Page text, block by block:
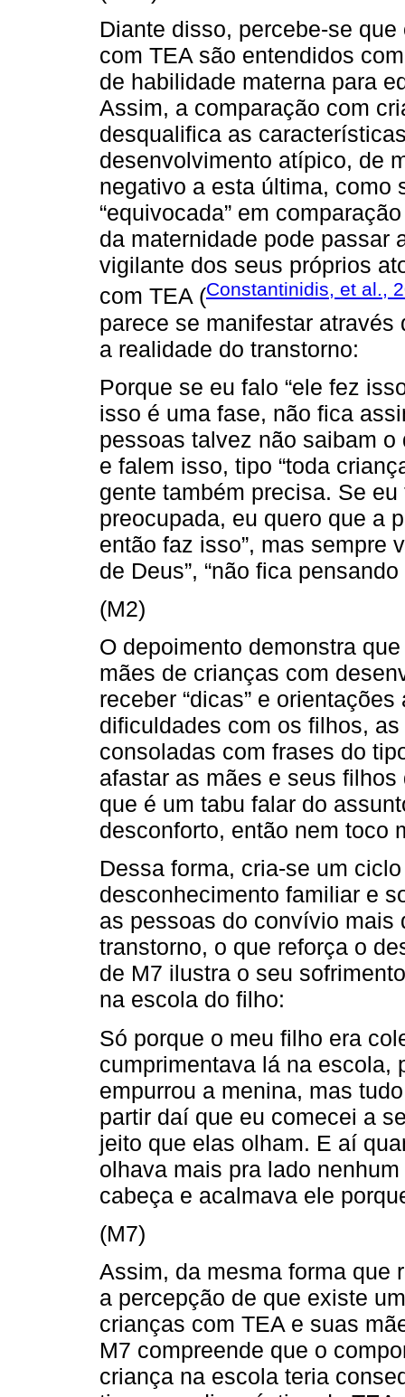
Diante disso, percebe-se
com TEA são entendidos
de habilidade materna para
Assim, a comparação com
desqualifica as
desenvolvimento atípico, de
negativo a esta última, como
“equivocada” em
da maternidade pode passar
vigilante dos seus próprios
com TEA (Constantinidis, et al.,
parece se manifestar
a realidade do transtorno:
Porque se eu falo “ele fez
isso é uma fase, não fica
pessoas talvez não saibam
e falem isso, tipo “toda
gente também precisa. Se
preocupada, eu quero que a
então faz isso”, mas sempre
de Deus”, “não fica pensando
(M2)
O depoimento demonstra
mães de crianças com
receber “dicas” e
dificuldades com os filhos,
consoladas com frases do
afastar as mães e seus
que é um tabu falar do
desconforto, então nem toco
Dessa forma, cria-se um
desconhecimento familiar e
as pessoas do convívio mais
transtorno, o que reforça o
de M7 ilustra o seu
na escola do filho:
Só porque o meu filho era
cumprimentava lá na escola,
empurrou a menina, mas
partir daí que eu comecei a
jeito que elas olham. E aí
olhava mais pra lado
cabeça e acalmava ele
(M7)
Assim, da mesma forma que
a percepção de que existe
crianças com TEA e suas
M7 compreende que o
criança na escola teria